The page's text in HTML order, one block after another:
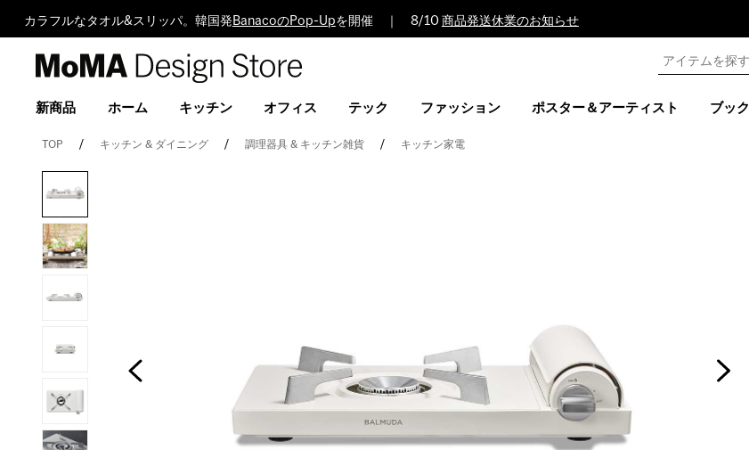
カラフルなタオル&スリッパ。韓国発 BanacoのPop-Upを開催 ｜ 8/10 商品発送休業のお知らせ
Design
新商品 ホーム キッチン オフィス テック ファッション ポスター＆アーティスト ブック
TOP キッチン & ダイニング 調理器具 & キッチン雑貨 キッチン家電